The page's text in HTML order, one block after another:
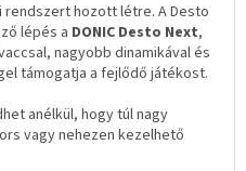
rendszert hozott létre. A Desto
lépés a DONIC Desto Next,
nagyobb dinamikával és
támogatja a fejlődő játékost.
anélkül, hogy túl nagy
vagy nehezen kezelhető